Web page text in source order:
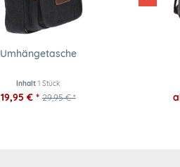
Umhängetasche
Inhalt1 Stück
19,95 € * 29,95 € *